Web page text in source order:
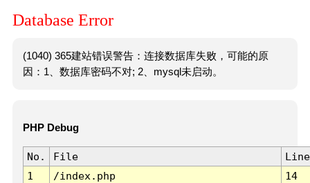
Database Error
(1040) 365建站错误警告：连接数据库失败，可能的原
因：1、数据库密码不对; 2、mysql未启动。
PHP Debug
No. File
Line
1
/index.php 14